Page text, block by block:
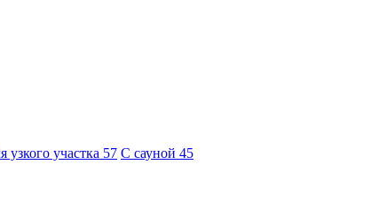
узкого участка 57 С сауной 45